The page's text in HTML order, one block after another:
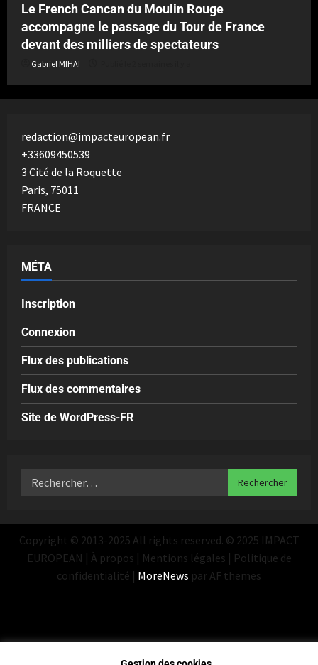
Le French Cancan du Moulin Rouge
accompagne le passage du Tour de France
devant des milliers de spectateurs
Gabriel MIHAI
redaction@impacteuropean.fr
+33609450539
3 Cité de la Roquette
Paris, 75011
FRANCE
MÉTA
Inscription
Connexion
Flux des publications
Flux des commentaires
Site de WordPress-FR
Copyright © 2013-2025 All rights reserved. © 2025 IMPACT
EUROPEAN | À propos | Mentions légales | Politique de
confidentialité | MoreNews par AF themes